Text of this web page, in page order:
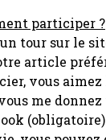
participer ?
tour sur le
article
vous aimez
me
(obligatoire)